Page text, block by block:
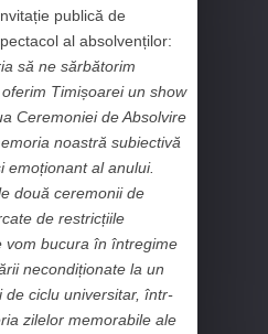
publică de
al absolvenților:
să ne sărbătorim
Timișoarei un show
Ceremoniei de Absolvire
noastră subiectivă
emoționant al anului.
două ceremonii de
de restricțiile
vom bucura în întregime
necondiționate la un
de ciclu universitar, într-
zilelor memorabile ale